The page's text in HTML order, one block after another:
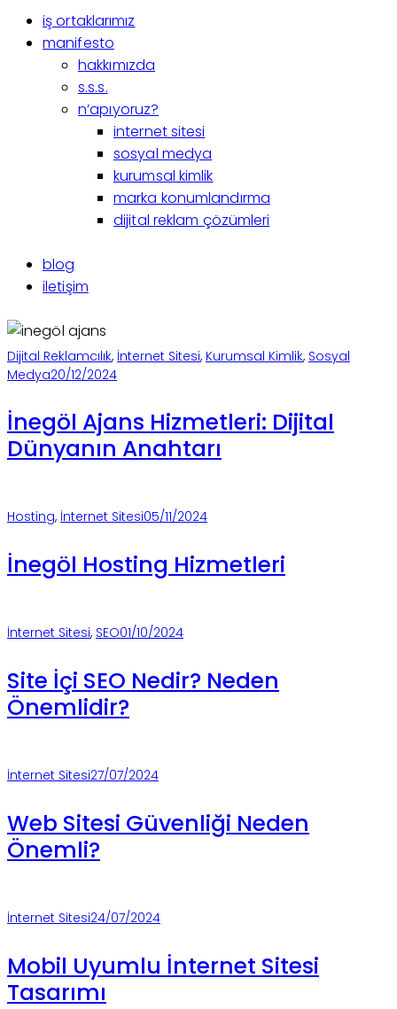
iş ortaklarımız
manifesto
hakkımızda
s.s.s.
n’apıyoruz?
internet sitesi
sosyal medya
kurumsal kimlik
marka konumlandırma
dijital reklam çözümleri
blog
iletişim
Dijital Reklamcılık, İnternet Sitesi, Kurumsal Kimlik, Sosyal
Medya20/12/2024
İnegöl Ajans Hizmetleri: Dijital
Dünyanın Anahtarı
Hosting, İnternet Sitesi05/11/2024
İnegöl Hosting Hizmetleri
İnternet Sitesi, SEO01/10/2024
Site İçi SEO Nedir? Neden
Önemlidir?
İnternet Sitesi27/07/2024
Web Sitesi Güvenliği Neden
Önemli?
İnternet Sitesi24/07/2024
Mobil Uyumlu İnternet Sitesi
Tasarımı